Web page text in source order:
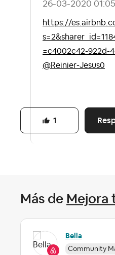
‎26-03-2020
https://
=c4002c42-922d-
@Reinier-Jesus0
1
Más de Mejora
Bella
Community